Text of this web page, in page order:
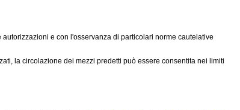
e con l'osservanza di particolari norme cautelative
la circolazione dei mezzi predetti può essere consentita nei limiti